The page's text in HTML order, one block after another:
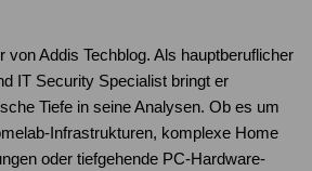
von Addis Techblog. Als hauptberuflicher
IT Security Specialist bringt er
Tiefe in seine Analysen. Ob es um
Infrastrukturen, komplexe Home
oder tiefgehende PC-Hardware-